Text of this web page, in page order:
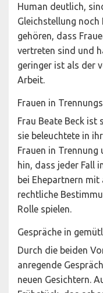
Human deutlich,
Gleichstellung noch
gehören, dass
vertreten sind und
geringer ist als der
Arbeit.
Frauen in
Frau Beate Beck ist
sie beleuchtete in
Frauen in Trennung
hin, dass jeder Fall
bei Ehepartnern
rechtliche
Rolle spielen.
Gespräche in
Durch die beiden
anregende
neuen Gesichtern.